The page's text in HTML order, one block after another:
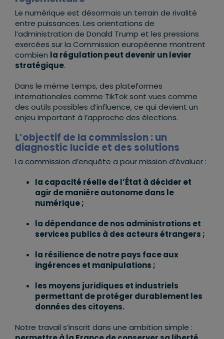
Le numérique est désormais un terrain de rivalité
entre puissances. Les orientations de
l’administration de Donald Trump et les pressions
exercées sur la Commission européenne montrent
combien la régulation peut devenir un levier
stratégique.
Dans le même temps, des plateformes
internationales comme TikToksont vues comme
des outils possibles d’influence, ce qui devient un
enjeu important à l’approche des élections.
L’objectif de la commission : un
diagnostic lucide et des solutions
La commission d’enquête a pour mission d’évaluer :
la capacité réelle de l’État à décider et
agir de manière autonome dans le
numérique ;
la dépendance de nos administrations et
services publics à des acteurs étrangers ;
la résilience de notre pays face aux
ingérences et manipulations ;
les moyens juridiques et industriels
permettant de protéger durablement les
données des citoyens.
Notre travail s’inscrit dans une ambition simple :